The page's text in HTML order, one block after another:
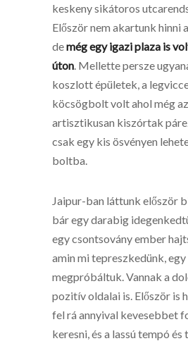
keskeny sikátoros
Először nem akartunk hinni
demég egy igazi plaza is
úton. Mellette persze
koszlott épületek, a
köcsögbolt volt ahol még
artisztikusan kiszórtak
csak egy kis ösvényen
boltba.
Jaipur-ban láttunk először
bár egy darabig
egy csontsovány ember
amin mi tepreszkedünk,
megpróbáltuk. Vannak a
pozitív oldalai is. Először is
fel rá annyival kevesebbet
keresni, és a lassú tempó és